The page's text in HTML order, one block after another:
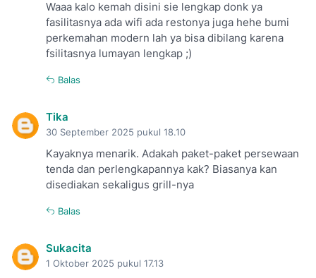
Waaa kalo kemah disini sie lengkap donk ya
fasilitasnya ada wifi ada restonya juga hehe bumi
perkemahan modern lah ya bisa dibilang karena
fsilitasnya lumayan lengkap ;)
Balas
Tika
30 September 2025 pukul 18.10
Kayaknya menarik. Adakah paket-paket persewaan
tenda dan perlengkapannya kak? Biasanya kan
disediakan sekaligus grill-nya
Balas
Sukacita
1 Oktober 2025 pukul 17.13